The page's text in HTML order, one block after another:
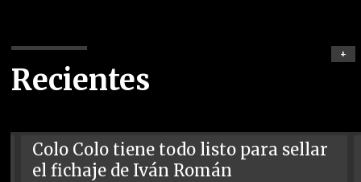
Recientes
+
Colo Colo tiene todo listo para sellar
el fichaje de Iván Román